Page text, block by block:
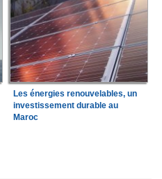
Les énergies renouvelables, un
investissement durable au
Maroc